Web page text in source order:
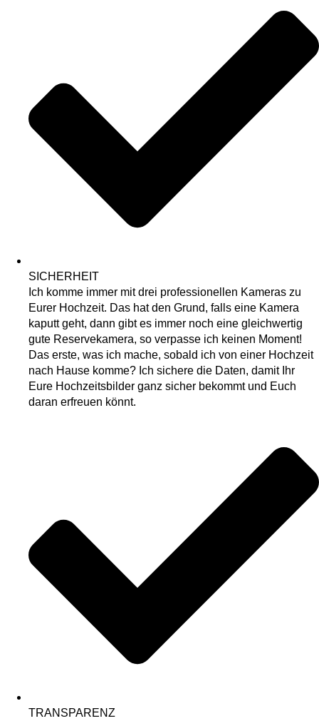
SICHERHEIT
Ich komme immer mit drei professionellen Kameras zu
Eurer Hochzeit. Das hat den Grund, falls eine Kamera
kaputt geht, dann gibt es immer noch eine gleichwertig
gute Reservekamera, so verpasse ich keinen Moment!
Das erste, was ich mache, sobald ich von einer Hochzeit
nach Hause komme? Ich sichere die Daten, damit Ihr
Eure Hochzeitsbilder ganz sicher bekommt und Euch
daran erfreuen könnt.
TRANSPARENZ